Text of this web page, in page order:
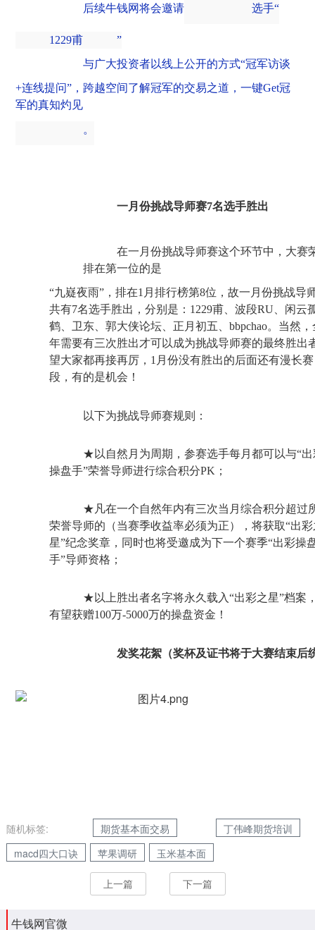
后续牛钱网将会邀请 选手“
1229甫
”
与广大投资者以线上公开的方式“冠军访谈
+连线提问”，跨越空间了解冠军的交易之道，一键Get冠
军的真知灼见
。
一月份挑战导师赛7名选手胜出
在一月份挑战导师赛这个环节中，大赛
排在第一位的是
“九嶷夜雨”，排在1月排行榜第8位，故一月份挑战导
共有7名选手胜出，分别是：1229甫、波段RU、闲云
鹤、卫东、郭大侠论坛、正月初五、bbpchao。当然，
年需要有三次胜出才可以成为挑战导师赛的最终胜出
望大家都再接再厉，1月份没有胜出的后面还有漫长赛
段，有的是机会！
以下为挑战导师赛规则：
★以自然月为周期，参赛选手每月都可以与“出
操盘手”荣誉导师进行综合积分PK；
★凡在一个自然年内有三次当月综合积分超过
荣誉导师的（当赛季收益率必须为正），将获取“出
星”纪念奖章，同时也将受邀成为下一个赛季“出彩操
手”导师资格；
★以上胜出者名字将永久载入“出彩之星”档案
有望获赠100万-5000万的操盘资金！
发奖花絮（奖杯及证书将于大赛结束后
随机标签: 期货基本面交易
丁伟峰期货培训
macd四大口诀
苹果调研 玉米基本面
上一篇 下一篇
牛钱网官微